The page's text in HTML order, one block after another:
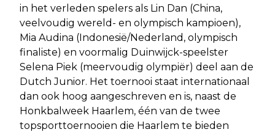
in het verleden spelers als Lin Dan (China,
veelvoudig wereld- en olympisch kampioen),
Mia Audina (Indonesië/Nederland, olympisch
finaliste) en voormalig Duinwijck-speelster
Selena Piek (meervoudig olympiër) deel aan de
Dutch Junior. Het toernooi staat internationaal
dan ook hoog aangeschreven en is, naast de
Honkbalweek Haarlem, één van de twee
topsporttoernooien die Haarlem te bieden